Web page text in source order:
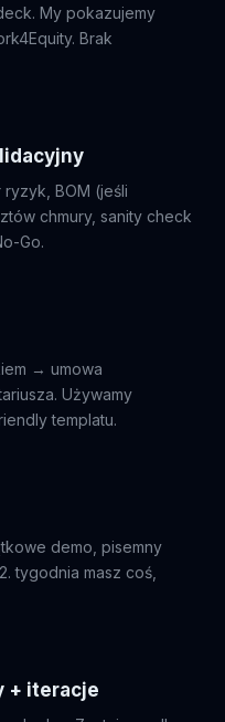
My pokazujemy
Brak
BOM (jeśli
chmury, sanity check
Go.
→ umowa
Używamy
templatu.
demo, pisemny
tygodnia masz coś,
+ iteracje